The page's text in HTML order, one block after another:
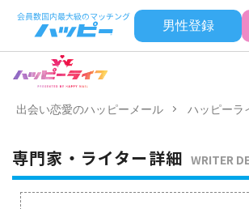
男性登録
出会い恋愛のハッピーメール ハッピーラ
専門家・ライター詳細 WRITER